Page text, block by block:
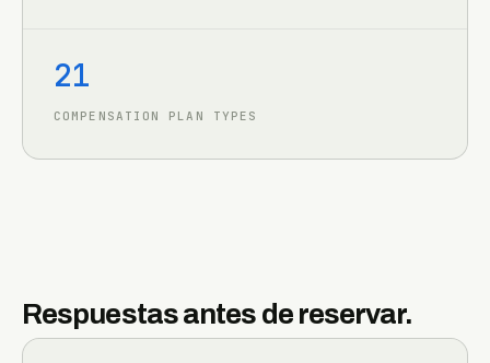
21
COMPENSATION PLAN TYPES
Respuestas antes de reservar.